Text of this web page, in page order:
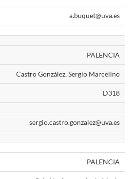
a.buquet@uva.es
PALENCIA
Castro González, Sergio Marcelino
D318
sergio.castro.gonzalez@uva.es
PALENCIA